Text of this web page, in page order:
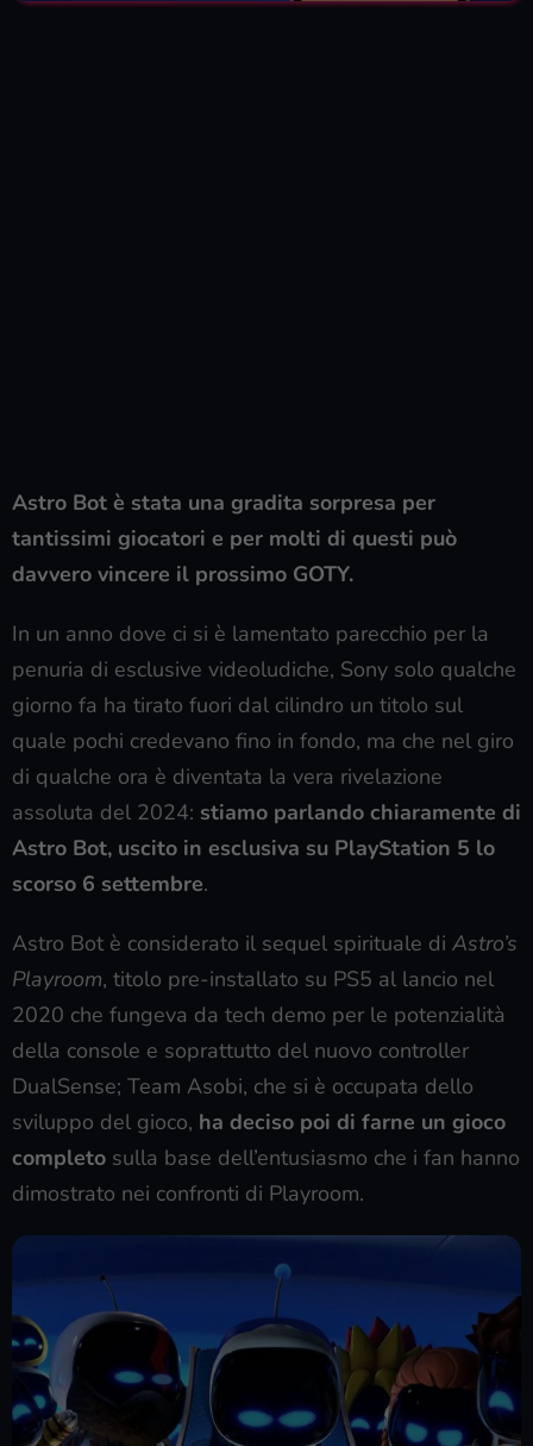
Astro Bot è stata una gradita sorpresa per
tantissimi giocatori e per molti di questi può
davvero vincere il prossimo GOTY.
In un anno dove ci si è lamentato parecchio per la
penuria di esclusive videoludiche, Sony solo qualche
giorno fa ha tirato fuori dal cilindro un titolo sul
quale pochi credevano fino in fondo, ma che nel giro
di qualche ora è diventata la vera rivelazione
assoluta del 2024: stiamo parlando chiaramente di
Astro Bot, uscito in esclusiva su PlayStation 5 lo
scorso 6 settembre.
Astro Bot è considerato il sequel spirituale di Astro’s
Playroom, titolo pre-installato su PS5 al lancio nel
2020 che fungeva da tech demo per le potenzialità
della console e soprattutto del nuovo controller
DualSense; Team Asobi, che si è occupata dello
sviluppo del gioco, ha deciso poi di farne un gioco
completo sulla base dell’entusiasmo che i fan hanno
dimostrato nei confronti di Playroom.